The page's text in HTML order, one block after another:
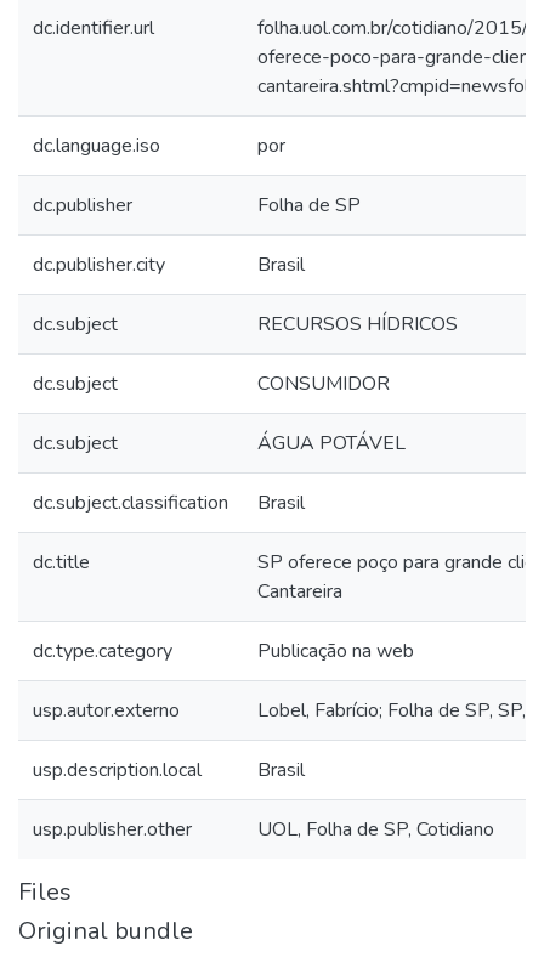
dc.identifier.url
folha.uol.com.br/cotidiano/
oferece-poco-para-grande-
dc.language.iso por
dc.publisher Folha de SP
dc.publisher.city Brasil
dc.subject RECURSOS HÍDRICOS
dc.subject CONSUMIDOR
dc.subject ÁGUA POTÁVEL
dc.subject.classification Brasil
dc.title
SP oferece poço para grande
Cantareira
dc.type.category Publicação na web
usp.autor.externo Lobel, Fabrício; Folha de SP, SP,
usp.description.local Brasil
usp.publisher.other UOL, Folha de SP, Cotidiano
Files
Original bundle